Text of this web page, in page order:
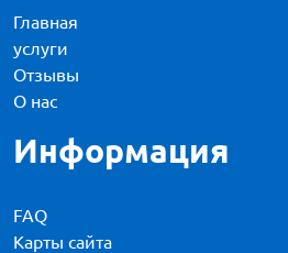
Главная
услуги
Отзывы
О нас
Информация
FAQ
Карты сайта